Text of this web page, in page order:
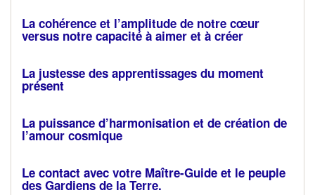
La cohérence et l’amplitude de notre cœur
versus notre capacité à aimer et à créer
La justesse des apprentissages du moment
présent
La puissance d’harmonisation et de création de
l’amour cosmique
Le contact avec votre Maître-Guide et le peuple
des Gardiens de la Terre.